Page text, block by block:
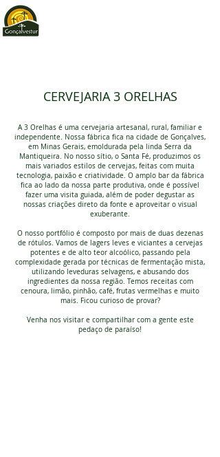
CERVEJARIA 3 ORELHAS
A 3 Orelhas é uma cervejaria artesanal, rural, familiar e
independente. Nossa fábrica fica na cidade de Gonçalves,
em Minas Gerais, emoldurada pela linda Serra da
Mantiqueira. No nosso sítio, o Santa Fé, produzimos os
mais variados estilos de cervejas, feitas com muita
tecnologia, paixão e criatividade. O amplo bar da fábrica
fica ao lado da nossa parte produtiva, onde é possível
fazer uma visita guiada, além de poder degustar as
nossas criações direto da fonte e aproveitar o visual
exuberante.
O nosso portfólio é composto por mais de duas dezenas
de rótulos. Vamos de lagers leves e viciantes a cervejas
potentes e de alto teor alcoólico, passando pela
complexidade gerada por técnicas de fermentação mista,
utilizando leveduras selvagens, e abusando dos
ingredientes da nossa região. Temos receitas com
cenoura, limão, pinhão, café, frutas vermelhas e muito
mais. Ficou curioso de provar?
Venha nos visitar e compartilhar com a gente este
pedaço de paraíso!